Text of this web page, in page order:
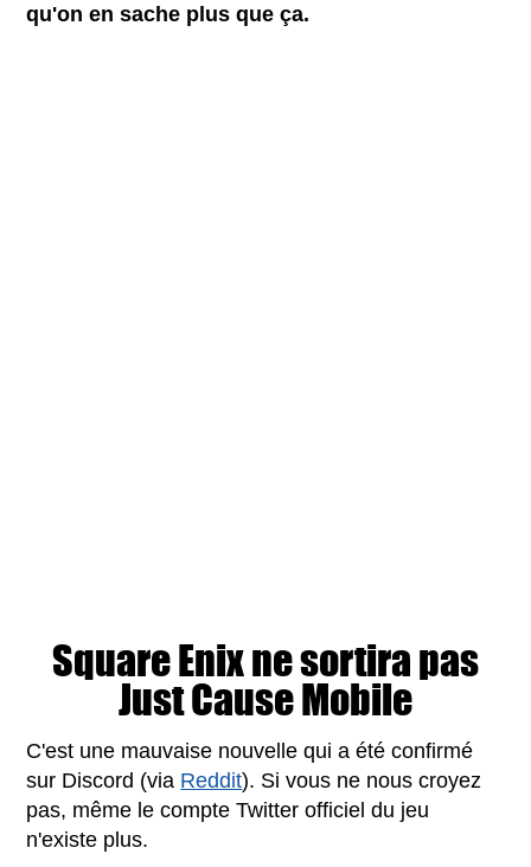
qu'on en sache plus que ça.
Square Enix ne sortira pas
Just Cause Mobile
C'est une mauvaise nouvelle qui a été confirmé
sur Discord (via Reddit). Si vous ne nous croyez
pas, même le compte Twitter officiel du jeu
n'existe plus.